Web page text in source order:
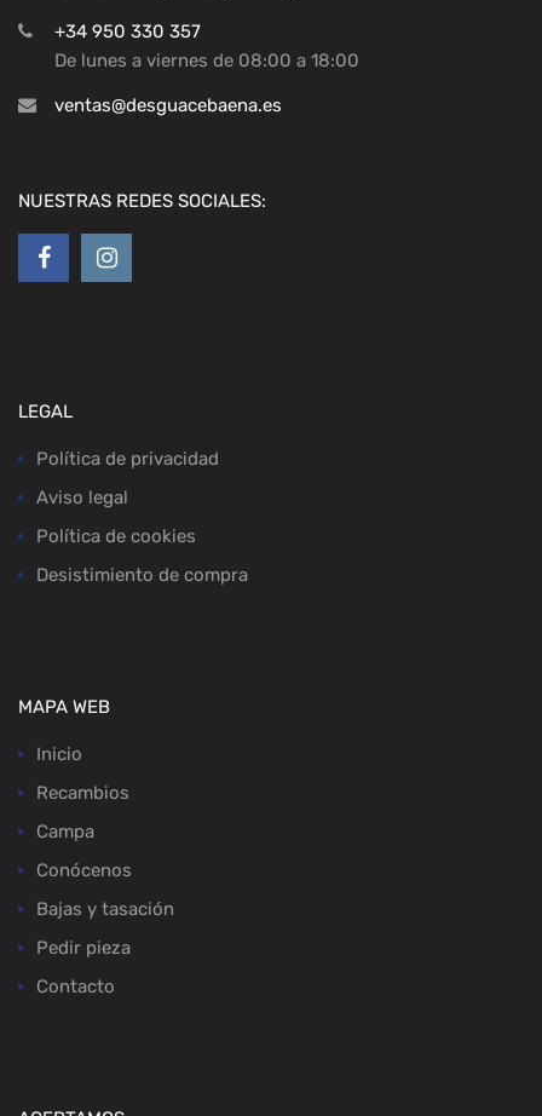
+34 950 330 357
De lunes a viernes de 08:00 a 18:00
ventas@desguacebaena.es
NUESTRAS REDES SOCIALES:
LEGAL
Política de privacidad
Aviso legal
Política de cookies
Desistimiento de compra
MAPA WEB
Inicio
Recambios
Campa
Conócenos
Bajas y tasación
Pedir pieza
Contacto